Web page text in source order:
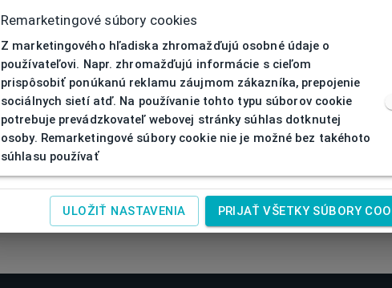
Remarketingové súbory cookies
Z marketingového hľadiska zhromažďujú osobné údaje o
používateľovi. Napr. zhromažďujú informácie s cieľom
prispôsobiť ponúkanú reklamu záujmom zákazníka, prepojenie
sociálnych sietí atď. Na používanie tohto typu súborov cookie
potrebuje prevádzkovateľ webovej stránky súhlas dotknutej
osoby. Remarketingové súbory cookie nie je možné bez takéhoto
súhlasu používať
ULOŽIŤ NASTAVENIA PRIJAŤ VŠETKY SÚBORY